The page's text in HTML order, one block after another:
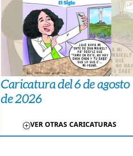
Caricatura del 6 de agosto
de 2026
VER OTRAS CARICATURAS